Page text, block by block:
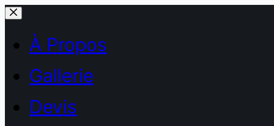
Passer
contenuÀ Propos
Gallerie
Devis